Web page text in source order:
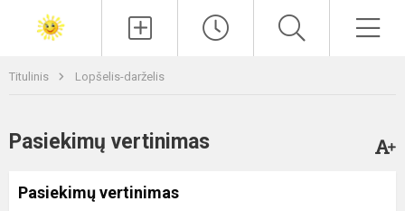
Titulinis Lopšelis-darželis
Pasiekimų vertinimas
Pasiekimų vertinimas